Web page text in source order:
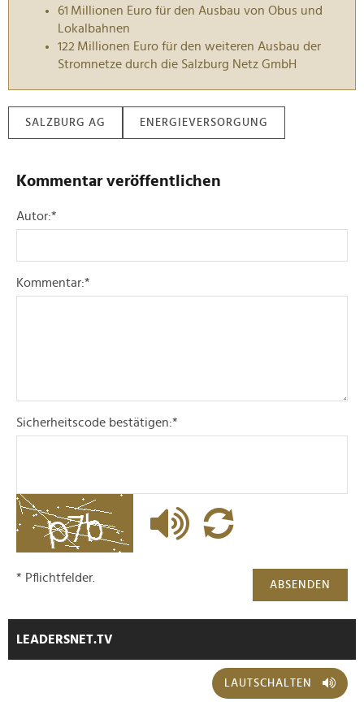
Wir verwenden Cookies, um Inhalte und Anzeigen zu
personalisieren, Funktionen für soziale Medien anbieten
zu können und die Zugriffe auf unsere Website zu
analysieren. Außerdem geben wir Informationen zu Ihrer
Verwendung unserer Website an unsere Partner für
soziale Medien, Werbung und Analysen weiter. Unsere
Partner führen diese Informationen möglicherweise mit
gesammelt haben.
61 Millionen Euro für den Ausbau von Obus und
Lokalbahnen
122 Millionen Euro für den weiteren Ausbau der
Stromnetze durch die Salzburg Netz GmbH
SALZBURG AG ENERGIEVERSORGUNG
Kommentar veröffentlichen
Autor:*
Kommentar:*
Sicherheitscode bestätigen:*
ABSENDEN
* Pflichtfelder.
LEADERSNET.TV
LAUTSCHALTEN